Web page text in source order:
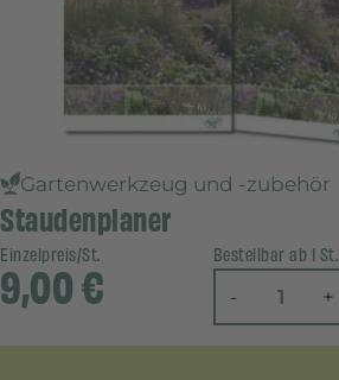
Gartenwerkzeug und -zubehör
Staudenplaner
Einzelpreis/St.
9,00€
Bestellbar ab 1 St.
- +